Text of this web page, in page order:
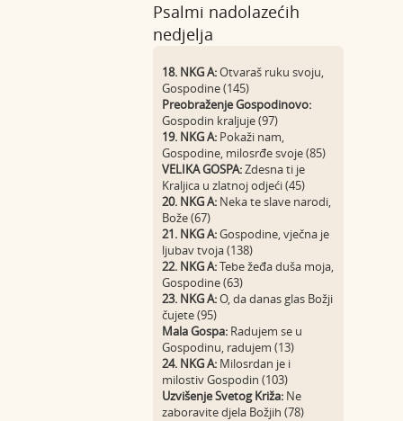
Psalmi nadolazećih
nedjelja
18. NKG A:Otvaraš ruku svoju,
Gospodine (145)
Preobraženje Gospodinovo:
Gospodin kraljuje (97)
19. NKG A: Pokaži nam,
Gospodine, milosrđe svoje (85)
VELIKA GOSPA:Zdesna ti je
Kraljica u zlatnoj odjeći (45)
20. NKG A: Neka te slave narodi,
Bože (67)
21. NKG A:Gospodine, vječna je
ljubav tvoja (138)
22. NKG A:Tebe žeđa duša moja,
Gospodine (63)
23. NKG A:O, da danas glas Božji
čujete (95)
Mala Gospa: Radujem se u
Gospodinu, radujem (13)
24. NKG A: Milosrdan je i
milostiv Gospodin (103)
Uzvišenje Svetog Križa: Ne
zaboravite djela Božjih (78)